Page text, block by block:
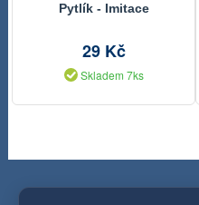
Pytlík - Imitace
10x13 cm
29 Kč
Skladem 7ks